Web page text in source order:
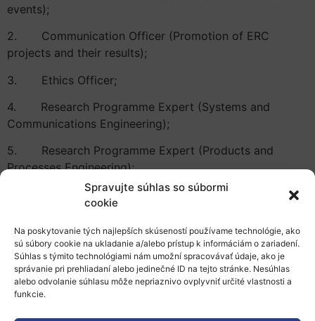
Spravujte súhlas so súbormi
cookie
Na poskytovanie tých najlepších skúseností používame technológie, ako
sú súbory cookie na ukladanie a/alebo prístup k informáciám o zariadení.
Súhlas s týmito technológiami nám umožní spracovávať údaje, ako je
správanie pri prehliadaní alebo jedinečné ID na tejto stránke. Nesúhlas
alebo odvolanie súhlasu môže nepriaznivo ovplyvniť určité vlastnosti a
funkcie.
events);
2. Communication Officer (Promotion of ERC
projects and their results);
3. Ethics Officer;
4. Research Programme Expert (Systems and
Communications Engineering);
5. Research Programme Expert (Products and
Processes Engineering);
6. Research Programme Expert (Earth System
7. Auditor/Audit Liaison Officer
Prihlášky zo SR musia byť podané prostredníctvom